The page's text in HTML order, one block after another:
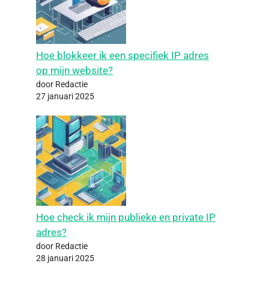
Hoe blokkeer ik een specifiek IP adres
op mijn website?
door Redactie
27 januari 2025
Hoe check ik mijn publieke en private IP
adres?
door Redactie
28 januari 2025